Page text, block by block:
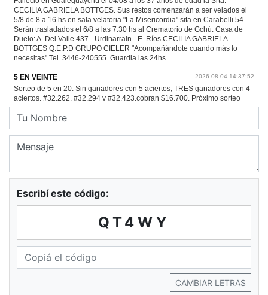
Escribí este código:
QT4WY
CAMBIAR LETRAS